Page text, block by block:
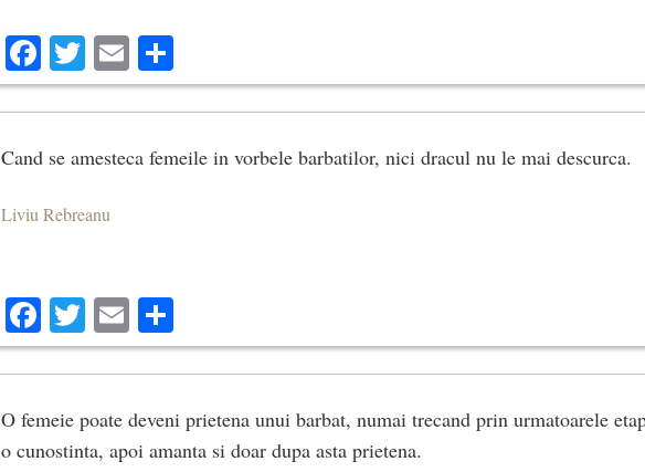
Facebook
Twitter
Email
Cand se amesteca femeile in vorbele barbatilor, nici dracul nu le mai descurca.
Liviu Rebreanu
Facebook
Twitter
Email
O femeie poate deveni prietena unui barbat, numai trecand prin urmatoarele
o cunostinta, apoi amanta si doar dupa asta prietena.